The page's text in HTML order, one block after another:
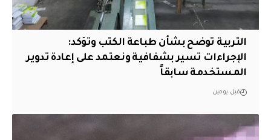
التربية توضح بشأن طباعة الكتب وتؤكد:
الإجراءات تسير بشفافية ونعتمد على إعادة تدوير
المستخدمة سابقاً
قبل يومين